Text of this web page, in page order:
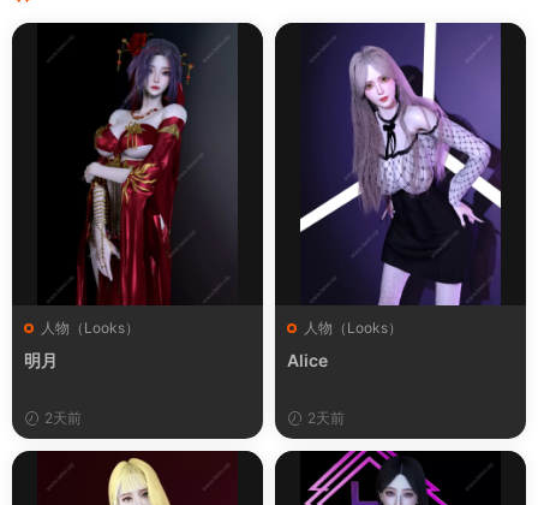
人物（Looks）
明月
2天前
人物（Looks）
Alice
2天前